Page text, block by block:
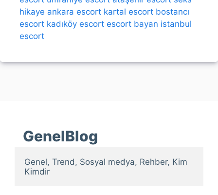
hikaye ankara escort kartal escort bostancı
escort kadıköy escort escort bayan istanbul
escort
GenelBlog
Genel, Trend, Sosyal medya, Rehber, Kim
Kimdir